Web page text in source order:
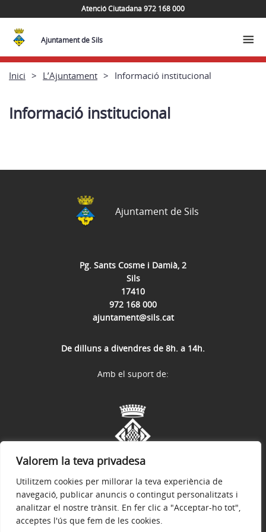
Valorem la teva privadesa
Utilitzem cookies per millorar la teva experiència de
navegació, publicar anuncis o contingut personalitzats i
analitzar el nostre trànsit. En fer clic a "Acceptar-ho tot",
acceptes l'ús que fem de les cookies.
Atenció Ciutadana 972 168 000
Ajuntament de Sils
Inici L’Ajuntament Informació institucional
Informació institucional
Pg. Sants Cosme i Damià, 2
Sils
17410
972 168 000
ajuntament@sils.cat
De dilluns a divendres de 8h. a 14h.
Ajuntament de Sils
Avís legal Política de privacitat
Amb el suport de: